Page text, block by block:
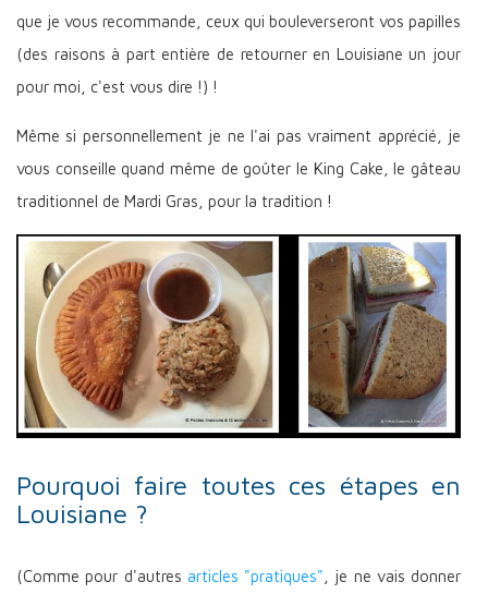
que je vous recommande, ceux qui bouleverseront vos papilles
(des raisons à part entière de retourner en Louisiane un jour
pour moi, c'est vous dire !) !
Même si personnellement je ne l'ai pas vraiment apprécié, je
vous conseille quand même de goûter le King Cake, le gâteau
traditionnel de Mardi Gras, pour la tradition !
Pourquoi faire toutes ces étapes en
Louisiane ?
(Comme pour d'autres articles "pratiques" , je ne vais donner